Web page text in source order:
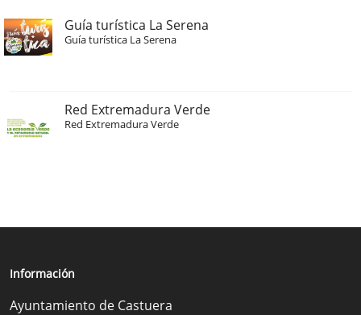
Guía turística La Serena
Guía turística La Serena
Red Extremadura Verde
Red Extremadura Verde
Información
Ayuntamiento de Castuera